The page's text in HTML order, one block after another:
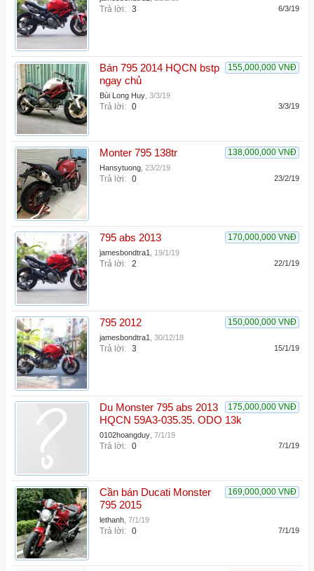
Trả lời: 3 6/3/19
155,000,000 VNĐ
Bán 795 2014 HQCN bstp
ngay chủ
Bùi Long Huy 3/3/19
Trả lời: 0 3/3/19
138,000,000 VNĐ
Monter 795 138tr
Hansytuong 23/2/19
Trả lời: 0 23/2/19
170,000,000 VNĐ
795 abs 2013
jamesbondtra1 19/1/19
Trả lời: 2 22/1/19
150,000,000 VNĐ
795 2012
jamesbondtra1 30/12/18
Trả lời: 3 15/1/19
175,000,000 VNĐ
Du Monster 795 abs 2013
HQCN 59A3-035.35. ODO 13k
0102hoangduy 7/1/19
Trả lời: 0 7/1/19
169,000,000 VNĐ
Cần bán Ducati Monster
795 2015
lethanh 7/1/19
Trả lời: 0 7/1/19